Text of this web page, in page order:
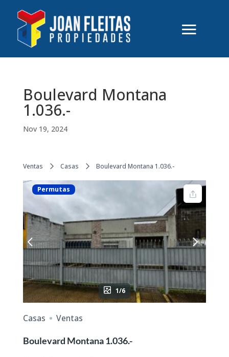
Boulevard Montana
1.036.-
Nov 19, 2024
Ventas Casas Boulevard Montana 1.036.-
Permutas
1/6
Casas
Ventas
Boulevard Montana 1.036.-